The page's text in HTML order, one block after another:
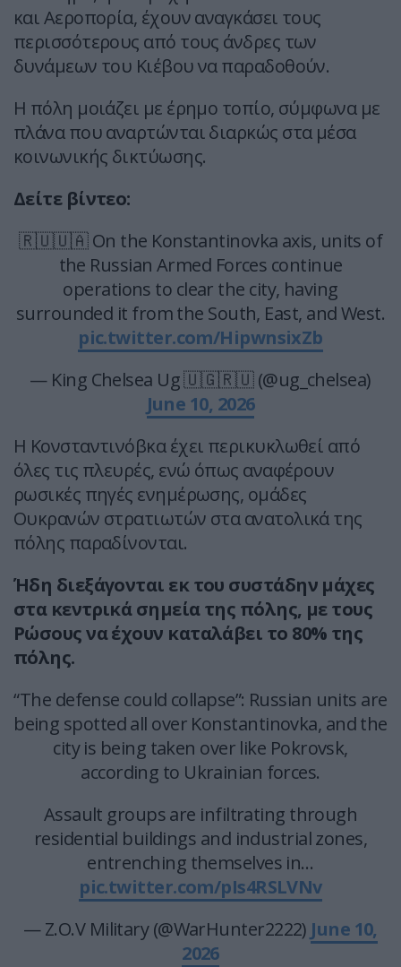
και Αεροπορία, έχουν αναγκάσει τους
περισσότερους από τους άνδρες των
δυνάμεων του Κιέβου να παραδοθούν.
Η πόλη μοιάζει με έρημο τοπίο, σύμφωνα με
πλάνα που αναρτώνται διαρκώς στα μέσα
κοινωνικής δικτύωσης.
Δείτε βίντεο:
🇷🇺🇺🇦 On the Konstantinovka axis, units of
the Russian Armed Forces continue
operations to clear the city, having
surrounded it from the South, East, and West.
pic.twitter.com/HipwnsixZb
— King Chelsea Ug 🇺🇬🇷🇺 (@ug_chelsea)
June 10, 2026
Η Κονσταντινόβκα έχει περικυκλωθεί από
όλες τις πλευρές, ενώ όπως αναφέρουν
ρωσικές πηγές ενημέρωσης, ομάδες
Ουκρανών στρατιωτών στα ανατολικά της
πόλης παραδίνονται.
Ήδη διεξάγονται εκ του συστάδην μάχες
στα κεντρικά σημεία της πόλης, με τους
Ρώσους να έχουν καταλάβει το 80% της
πόλης.
“The defense could collapse”: Russian units are
being spotted all over Konstantinovka, and the
city is being taken over like Pokrovsk,
according to Ukrainian forces.
Assault groups are infiltrating through
residential buildings and industrial zones,
entrenching themselves in…
pic.twitter.com/pIs4RSLVNv
— Z.O.V Military (@WarHunter2222) June 10,
2026